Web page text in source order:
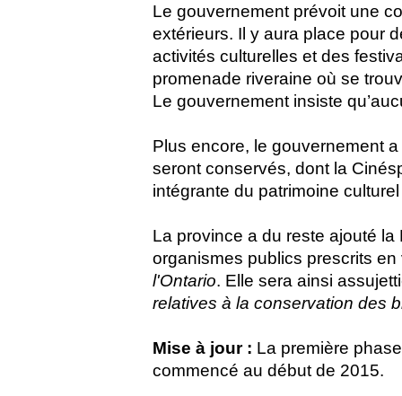
Le gouvernement prévoit une
extérieurs. Il y aura place pour
activités culturelles et des
promenade riveraine où se
Le gouvernement insiste
Plus encore, le gouvernement
seront conservés, dont la
intégrante du patrimoine
La province a du reste ajouté la
organismes publics prescrits
l'Ontario. Elle sera ainsi
relatives à la conservation des
Mise à jour : La première
commencé au début de 2015.